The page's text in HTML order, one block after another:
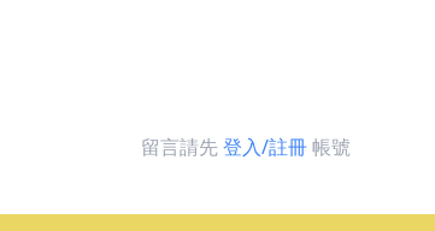
留言請先登入/註冊帳號